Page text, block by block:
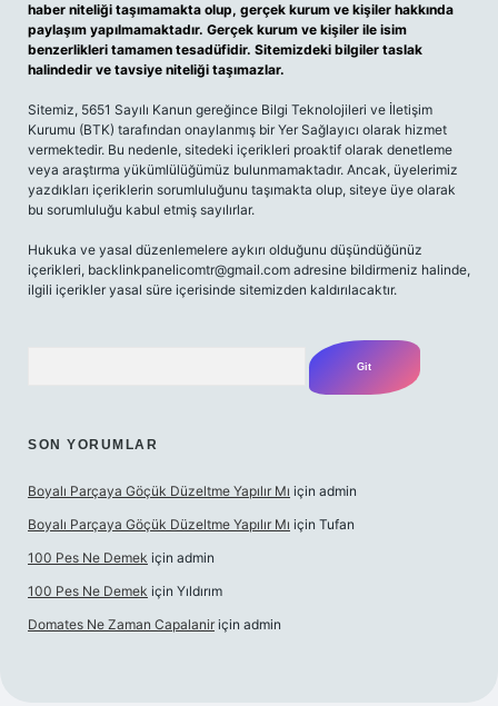
haber niteliği taşımamakta olup, gerçek kurum ve kişiler hakkında
paylaşım yapılmamaktadır. Gerçek kurum ve kişiler ile isim
benzerlikleri tamamen tesadüfidir. Sitemizdeki bilgiler taslak
halindedir ve tavsiye niteliği taşımazlar.
Sitemiz, 5651 Sayılı Kanun gereğince Bilgi Teknolojileri ve İletişim
Kurumu (BTK) tarafından onaylanmış bir Yer Sağlayıcı olarak hizmet
vermektedir. Bu nedenle, sitedeki içerikleri proaktif olarak denetleme
veya araştırma yükümlülüğümüz bulunmamaktadır. Ancak, üyelerimiz
yazdıkları içeriklerin sorumluluğunu taşımakta olup, siteye üye olarak
bu sorumluluğu kabul etmiş sayılırlar.
Hukuka ve yasal düzenlemelere aykırı olduğunu düşündüğünüz
içerikleri, backlinkpanelicomtr@gmail.com adresine bildirmeniz halinde,
ilgili içerikler yasal süre içerisinde sitemizden kaldırılacaktır.
SON YORUMLAR
Boyalı Parçaya Göçük Düzeltme Yapılır Mı için admin
Boyalı Parçaya Göçük Düzeltme Yapılır Mı için Tufan
100 Pes Ne Demek için admin
100 Pes Ne Demek için Yıldırım
Domates Ne Zaman Capalanir için admin